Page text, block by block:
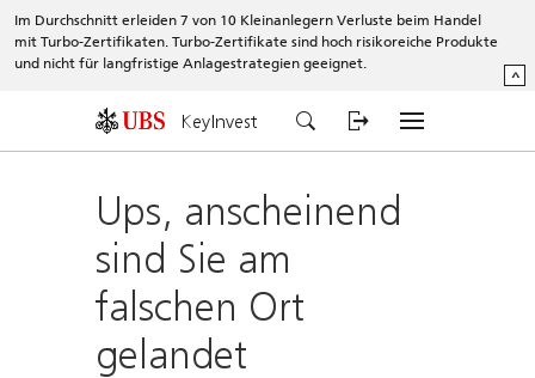
Im Durchschnitt erleiden 7 von 10 Kleinanlegern Verluste beim Handel
mit Turbo-Zertifikaten. Turbo-Zertifikate sind hoch risikoreiche Produkte
und nicht für langfristige Anlagestrategien geeignet.
^
KeyInvest
Ups, anscheinend
sind Sie am
falschen Ort
gelandet